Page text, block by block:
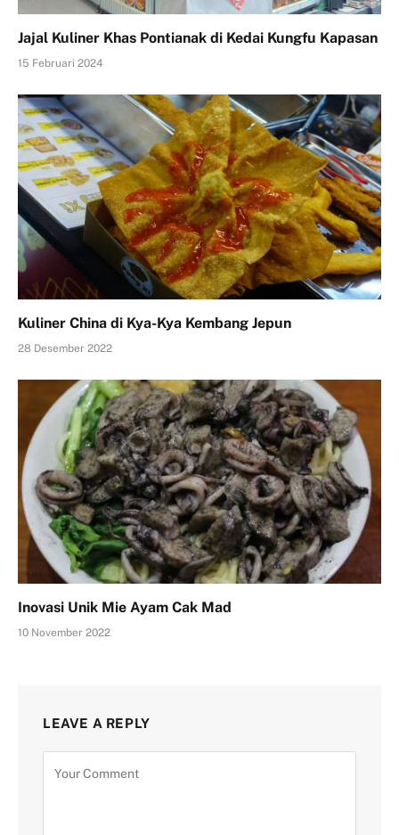
Jajal Kuliner Khas Pontianak di Kedai Kungfu Kapasan
15 Februari 2024
Kuliner China di Kya-Kya Kembang Jepun
28 Desember 2022
Inovasi Unik Mie Ayam Cak Mad
10 November 2022
LEAVE A REPLY